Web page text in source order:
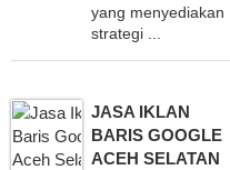
yang menyediakan
strategi ...
JASA IKLAN
BARIS GOOGLE
ACEH SELATAN